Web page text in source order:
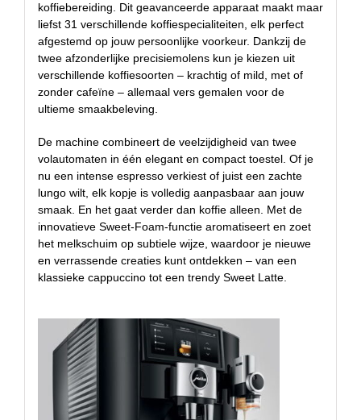
koffiebereiding. Dit geavanceerde apparaat maakt maar
liefst 31 verschillende koffiespecialiteiten, elk perfect
afgestemd op jouw persoonlijke voorkeur. Dankzij de
twee afzonderlijke precisiemolens kun je kiezen uit
verschillende koffiesoorten – krachtig of mild, met of
zonder cafeïne – allemaal vers gemalen voor de
ultieme smaakbeleving.
De machine combineert de veelzijdigheid van twee
volautomaten in één elegant en compact toestel. Of je
nu een intense espresso verkiest of juist een zachte
lungo wilt, elk kopje is volledig aanpasbaar aan jouw
smaak. En het gaat verder dan koffie alleen. Met de
innovatieve Sweet-Foam-functie aromatiseert en zoet
het melkschuim op subtiele wijze, waardoor je nieuwe
en verrassende creaties kunt ontdekken – van een
klassieke cappuccino tot een trendy Sweet Latte.